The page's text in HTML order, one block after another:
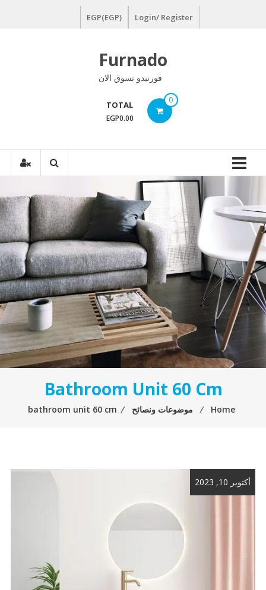
Login/ Register
EGP(EGP)
Furnado
فورنيدو تسوق الان
0
TOTAL
EGP0.00
Bathroom Unit 60 Cm
Home
⁄ موضوعات ونصائح ⁄
bathroom unit 60 cm
أكتوبر 10, 2023